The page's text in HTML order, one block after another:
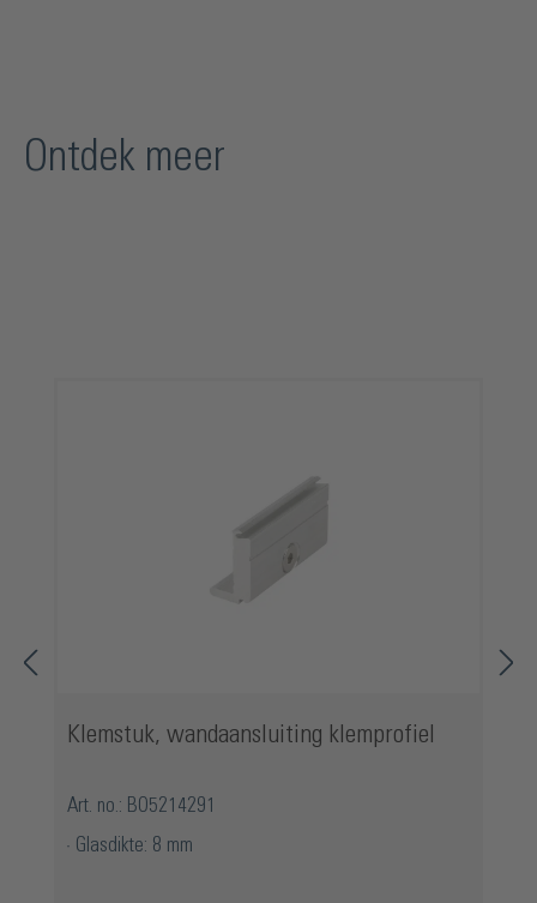
Ontdek meer
Klemstuk, wandaansluiting klemprofiel
Art. no.: BO5214291
Glasdikte: 8 mm